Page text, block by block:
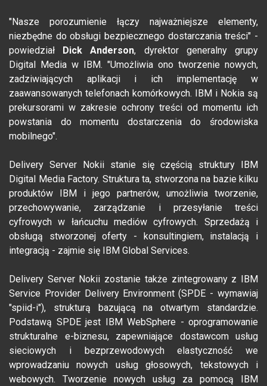
"Nasze porozumienie łączy najważniejsze elementy,
niezbędne do obsługi bezpiecznego dostarczania treści" -
powiedział
Dick Anderson, dyrektor generalny grupy
Digital Media w IBM. "Umożliwia ono tworzenie nowych,
zadziwiających aplikacji i ich implementację w
zaawansowanych telefonach komórkowych. IBM i Nokia są
prekursorami w zakresie ochrony treści od momentu ich
powstania do momentu dostarczenia do środowiska
mobilnego".
Delivery Server Nokii stanie się częścią struktury IBM
Digital Media Factory. Struktura ta, stworzona na bazie kilku
produktów IBM i jego partnerów, umożliwia tworzenie,
przechowywanie, zarządzanie i przesyłanie treści
cyfrowych w łańcuchu mediów cyfrowych. Sprzedażą i
obsługą stworzonej oferty - konsultingiem, instalacją i
integracją - zajmie się IBM Global Services.
Delivery Server Nokii zostanie także zintegrowany z IBM
Service Provider Delivery Environment (SPDE - wymawiaj
"spiid-i"), strukturą bazującą na otwartym standardzie.
Podstawą SPDE jest IBM WebSphere - oprogramowanie
strukturalne e-biznesu, zapewniające dostawcom usług
sieciowych i bezprzewodowych elastyczność we
wprowadzaniu nowych usług głosowych, tekstowych i
webowych. Tworzenie nowych usług za pomocą IBM